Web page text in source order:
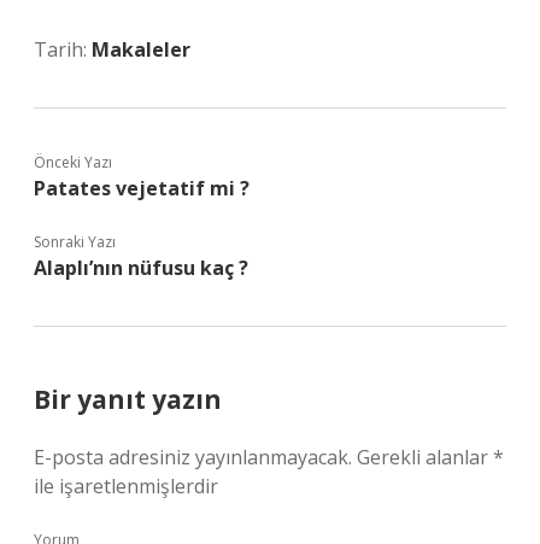
Tarih: Makaleler
Önceki Yazı
Patates vejetatif mi ?
Sonraki Yazı
Alaplı’nın nüfusu kaç ?
Bir yanıt yazın
E-posta adresiniz yayınlanmayacak. Gerekli alanlar*
ile işaretlenmişlerdir
Yorum